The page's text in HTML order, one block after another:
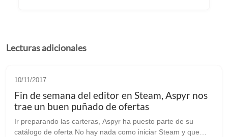
Lecturas adicionales
10/11/2017
Fin de semana del editor en Steam, Aspyr nos
trae un buen puñado de ofertas
Ir preparando las carteras, Aspyr ha puesto parte de su
catálogo de oferta No hay nada como iniciar Steam y que